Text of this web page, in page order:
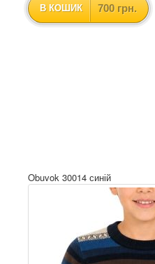
В КОШИК 700 грн.
Obuvok 30014 синій